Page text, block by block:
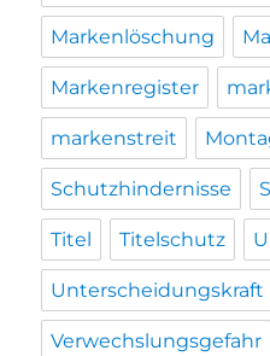
Markenlöschung
Markenregister
markenstreit
Schutzhindernisse
Titel Titelschutz
Unterscheidungskraft
Verwechslungsgefahr